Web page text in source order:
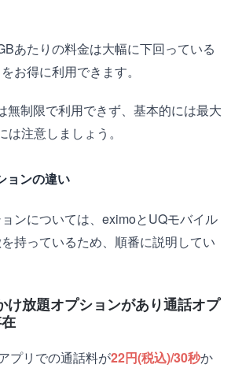
あたりの料金は大幅に下回っている
お得に利用できます。
無制限で利用できず、基本的には最大
注意しましょう。
ョンの違い
ンについては、eximoとUQモバイル
持っているため、順番に説明してい
放題オプションがあり通話オプ
プリでの通話料が22円(税込)/30秒か